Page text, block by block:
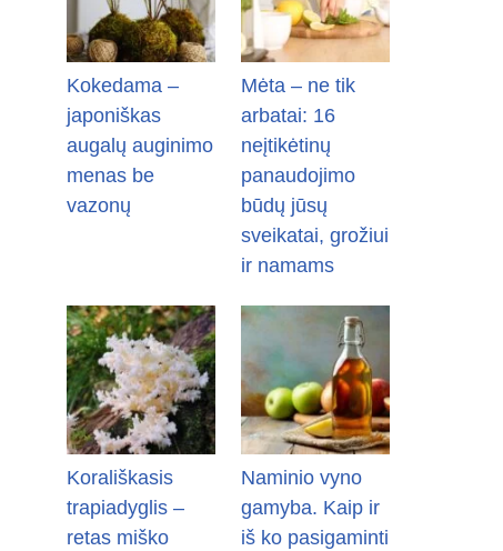
Kokedama –
japoniškas
augalų auginimo
menas be
vazonų
Mėta – ne tik
arbatai: 16
neįtikėtinų
panaudojimo
būdų jūsų
sveikatai, grožiui
ir namams
Korališkasis
trapiadyglis –
retas miško
Naminio vyno
gamyba. Kaip ir
iš ko pasigaminti